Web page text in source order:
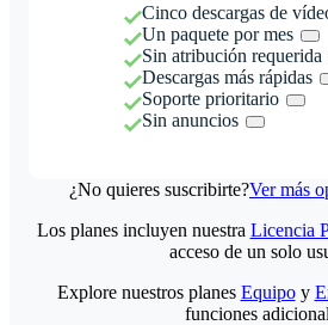
Cinco descargas de
Un paquete por mes
Sin atribución requerida
Descargas más rápidas
Soporte prioritario
Sin anuncios
¿No quieres suscribirte?Ver más
Los planes incluyen nuestra Licencia
acceso de un solo
Explore nuestros planes Equipoy
funciones